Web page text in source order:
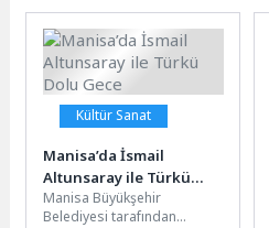
Temmuz-2 Ağustos tarihleri
arasında düzenlenen Hasan
Gemici-Gazanfer Bilge
Uluslararası Serbest...
Kültür Sanat
Manisa’da İsmail
Altunsaray ile Türkü
Dolu Gece
Manisa Büyükşehir
Belediyesi tarafından